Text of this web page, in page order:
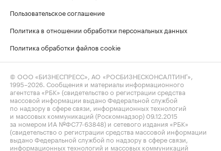
Пользовательское соглашение
Политика в отношении обработки персональных данных
Политика обработки файлов cookie
© ООО «БИЗНЕСПРЕСС», АО «РОСБИЗНЕСКОНСАЛТИНГ»,
1995–2026. Сообщения и материалы информационного
агентства «РБК» (свидетельство о регистрации средства
массовой информации выдано Федеральной службой
по надзору в сфере связи, информационных технологий
и массовых коммуникаций (Роскомнадзор) 09.12.2015
за номером ИА №ФС77-63848) и сетевого издания «РБК»
(свидетельство о регистрации средства массовой информации
выдано Федеральной службой по надзору в сфере связи,
информационных технологий и массовых коммуникаций